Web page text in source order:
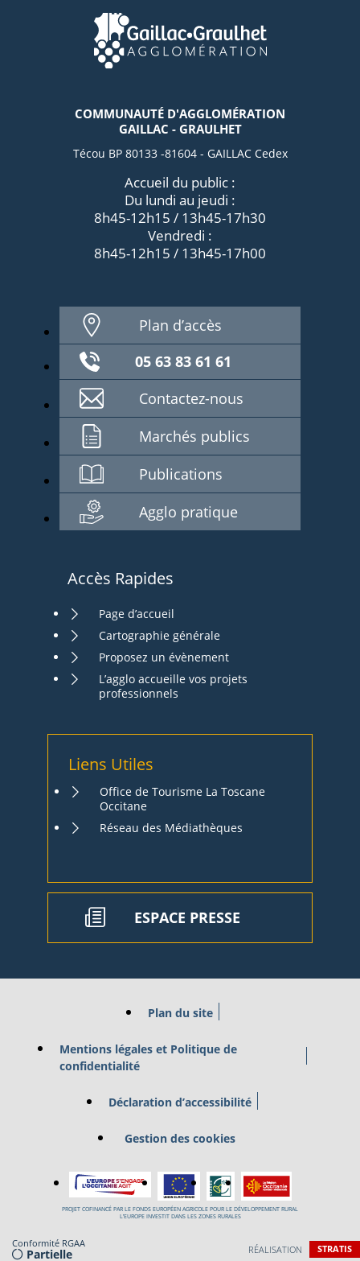
COMMUNAUTÉ D'AGGLOMÉRATION
GAILLAC - GRAULHET
Técou BP 80133 -81604 - GAILLAC Cedex
Accueil du public :
Du lundi au jeudi :
8h45-12h15 / 13h45-17h30
Vendredi :
8h45-12h15 / 13h45-17h00
Plan d’accès
05 63 83 61 61
Contactez-nous
Marchés publics
Publications
Agglo pratique
Accès Rapides
Page d’accueil
Cartographie générale
Proposez un évènement
L’agglo accueille vos projets
professionnels
Liens Utiles
Office de Tourisme La Toscane
Occitane
Réseau des Médiathèques
ESPACE PRESSE
Plan du site
Mentions légales et Politique de
confidentialité
Déclaration d’accessibilité
Gestion des cookies
PROJET COFINANCÉ PAR LE FONDS EUROPÉEN AGRICOLE POUR LE DÉVELOPPEMENT RURAL
L’EUROPE INVESTIT DANS LES ZONES RURALES
Conformité RGAA
Partielle RÉALISATION STRATIS